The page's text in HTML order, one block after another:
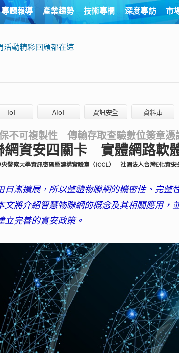
專題報導 產業趨勢 技術專欄 深度專訪 市
活動精彩回顧都在這
IoT AIoT 資訊安全 資料庫
不可複製性 傳輸存取查驗數位簽章憑
網資安四關卡 實體網路軟
央警察大學資訊密碼暨建構實驗室（ICCL） 社團法人台灣E化資安
日漸擴展，所以整體物聯網的機密性、完
文將介紹智慧物聯網的概念及其相關應用，
立完善的資安政策。